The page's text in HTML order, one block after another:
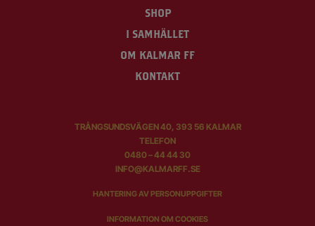
SHOP
I SAMHÄLLET
OM KALMAR FF
KONTAKT
TRÅNGSUNDSVÄGEN 40, 393 56 KALMAR
TELEFON
0480 – 44 44 30
INFO@KALMARFF.SE
HANTERING AV PERSONUPPGIFTER
INFORMATION OM COOKIES